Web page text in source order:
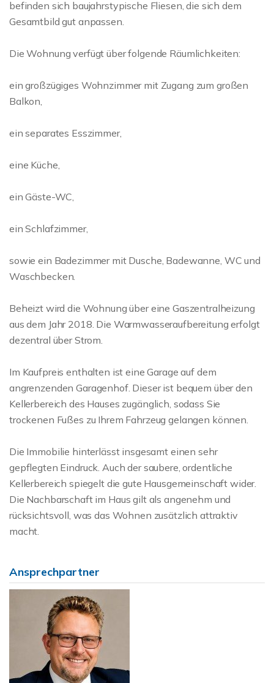
befinden sich baujahrstypische Fliesen, die sich dem
Gesamtbild gut anpassen.
Die Wohnung verfügt über folgende Räumlichkeiten:
ein großzügiges Wohnzimmer mit Zugang zum großen
Balkon,
ein separates Esszimmer,
eine Küche,
ein Gäste-WC,
ein Schlafzimmer,
sowie ein Badezimmer mit Dusche, Badewanne, WC und
Waschbecken.
Beheizt wird die Wohnung über eine Gaszentralheizung
aus dem Jahr 2018. Die Warmwasseraufbereitung erfolgt
dezentral über Strom.
Im Kaufpreis enthalten ist eine Garage auf dem
angrenzenden Garagenhof. Dieser ist bequem über den
Kellerbereich des Hauses zugänglich, sodass Sie
trockenen Fußes zu Ihrem Fahrzeug gelangen können.
Die Immobilie hinterlässt insgesamt einen sehr
gepflegten Eindruck. Auch der saubere, ordentliche
Kellerbereich spiegelt die gute Hausgemeinschaft wider.
Die Nachbarschaft im Haus gilt als angenehm und
rücksichtsvoll, was das Wohnen zusätzlich attraktiv
macht.
Ansprechpartner